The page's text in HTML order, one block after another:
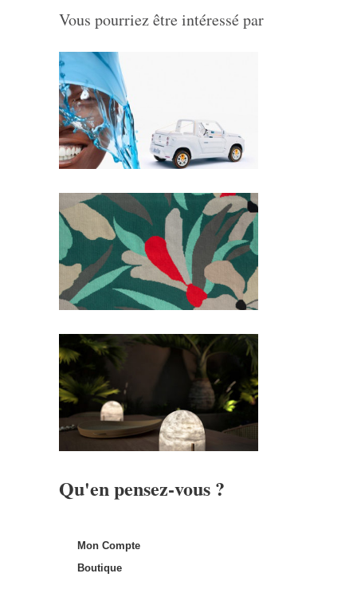
Vous pourriez être intéressé par
Qu'en pensez-vous ?
Mon Compte
Boutique